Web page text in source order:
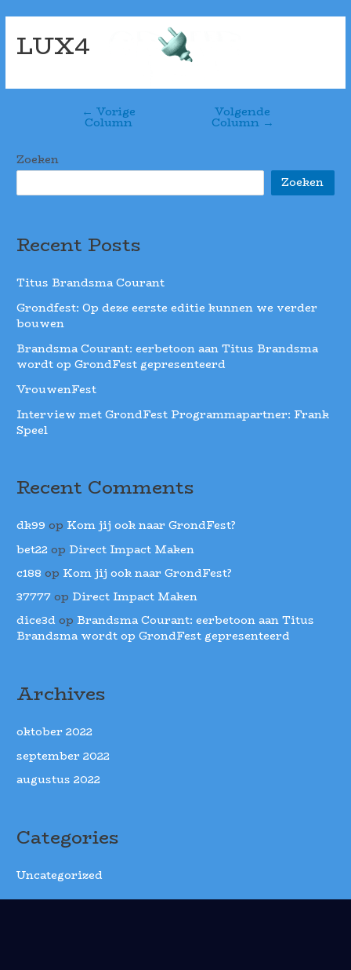
LUX4
← Vorige
Column
Volgende
Column →
Zoeken
Zoeken
Recent Posts
Titus Brandsma Courant
Grondfest: Op deze eerste editie kunnen we verder
bouwen
Brandsma Courant: eerbetoon aan Titus Brandsma
wordt op GrondFest gepresenteerd
VrouwenFest
Interview met GrondFest Programmapartner: Frank
Speel
Recent Comments
dk99 op Kom jij ook naar GrondFest?
bet22 op Direct Impact Maken
c188 op Kom jij ook naar GrondFest?
37777op Direct Impact Maken
dice3dop Brandsma Courant: eerbetoon aan Titus
Brandsma wordt op GrondFest gepresenteerd
Archives
oktober 2022
september 2022
augustus 2022
Categories
Uncategorized